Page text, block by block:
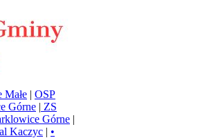
Małe | OSP
Górne | ZS
Górne |
Kaczyc | •